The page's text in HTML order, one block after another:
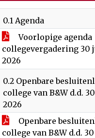
0.1 Agenda
Voorlopige agenda
collegevergadering 30
2026
0.2 Openbare
college van B&W d.d.
2026
Openbare
college van B&W d.d.